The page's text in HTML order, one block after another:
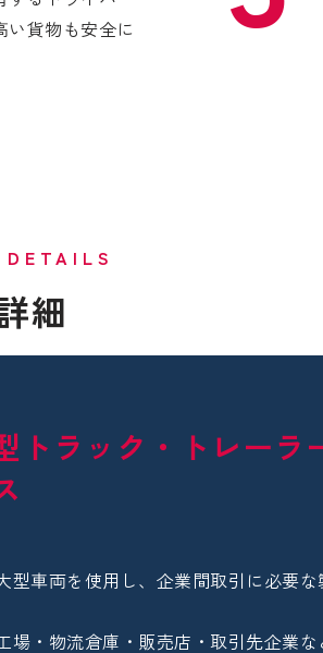
い貨物も安全に
細
トラック・トレーラ
型車両を使用し、企業間取引に必要
場・物流倉庫・販売店・取引先企業